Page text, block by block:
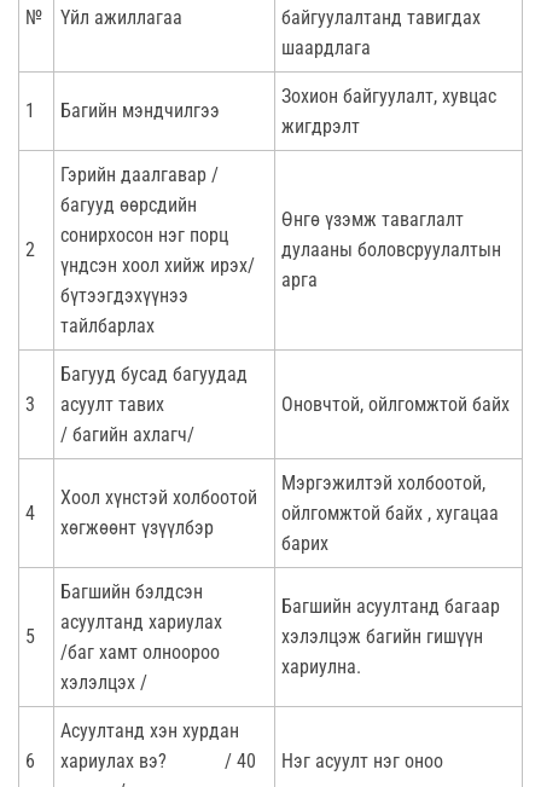
№ Үйл ажиллагаа
байгуулалтанд тавигдах
шаардлага
1 Багийн мэндчилгээ
Зохион байгуулалт, хувцас
жигдрэлт
2
Гэрийн даалгавар /
багууд өөрсдийн
сонирхосон нэг порц
үндсэн хоол хийж ирэх/
бүтээгдэхүүнээ
тайлбарлах
Өнгө үзэмж таваглалт
дулааны боловсруулалтын
арга
3
Багууд бусад багуудад
асуулт тавих
/ багийн ахлагч/
Оновчтой, ойлгомжтой байх
4
Хоол хүнстэй холбоотой
хөгжөөнт үзүүлбэр
Мэргэжилтэй холбоотой,
ойлгомжтой байх , хугацаа
барих
5
Багшийн бэлдсэн
асуултанд хариулах
/баг хамт олноороо
хэлэлцэх /
Багшийн асуултанд багаар
хэлэлцэж багийн гишүүн
хариулна.
6
Асуултанд хэн хурдан
хариулах вэ? / 40
Нэг асуулт нэг оноо